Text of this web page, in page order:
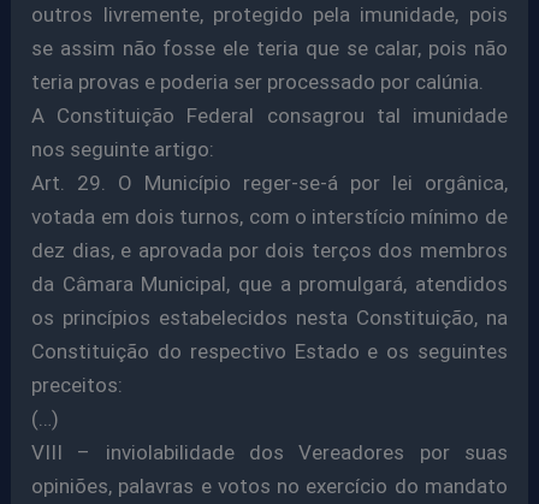
outros livremente, protegido pela imunidade, pois
se assim não fosse ele teria que se calar, pois não
teria provas e poderia ser processado por calúnia.
A Constituição Federal consagrou tal imunidade
nos seguinte artigo:
Art. 29. O Município reger-se-á por lei orgânica,
votada em dois turnos, com o interstício mínimo de
dez dias, e aprovada por dois terços dos membros
da Câmara Municipal, que a promulgará, atendidos
os princípios estabelecidos nesta Constituição, na
Constituição do respectivo Estado e os seguintes
preceitos:
(…)
VIII – inviolabilidade dos Vereadores por suas
opiniões, palavras e votos no exercício do mandato